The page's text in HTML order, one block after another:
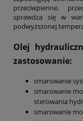
przeciwpienne,
sprawdza się w
podwyższonej
Olej
zastosowanie:
smarowanie
smarowanie
sterowania
smarowanie